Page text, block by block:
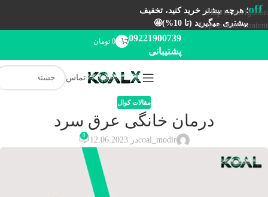
Skip to navigation
Skip to main content
off؛ هرچه بیشتر خرید کنید، تخفیف
بیشتری میگیرید (تا 10%)🤩
09221900739
پشتیبانی
0 تومان
تماس
مقالات کوال
درمان خانگی عرق سرد
coal_modirدر 12.06.2023 0